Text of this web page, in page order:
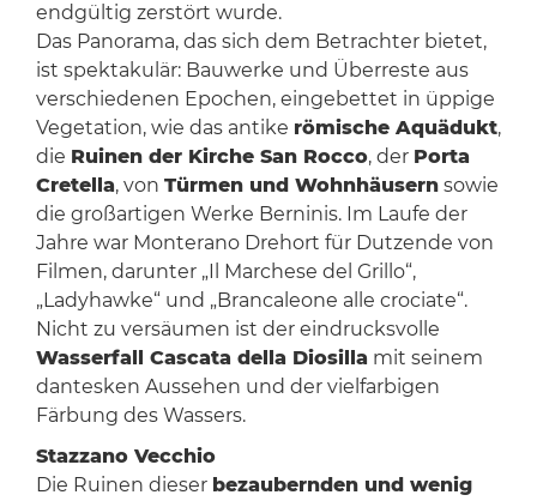
endgültig zerstört wurde.
Das Panorama, das sich dem Betrachter bietet,
ist spektakulär: Bauwerke und Überreste aus
verschiedenen Epochen, eingebettet in üppige
Vegetation, wie das antike römische Aquädukt,
die Ruinen der Kirche San Rocco, der Porta
Cretella, von Türmen und Wohnhäusernsowie
die großartigen Werke Berninis. Im Laufe der
Jahre war Monterano Drehort für Dutzende von
Filmen, darunter „Il Marchese del Grillo“,
„Ladyhawke“ und „Brancaleone alle crociate“.
Nicht zu versäumen ist der eindrucksvolle
Wasserfall Cascata della Diosilla mit seinem
dantesken Aussehen und der vielfarbigen
Färbung des Wassers.
Stazzano Vecchio
Die Ruinen dieser bezaubernden und wenig